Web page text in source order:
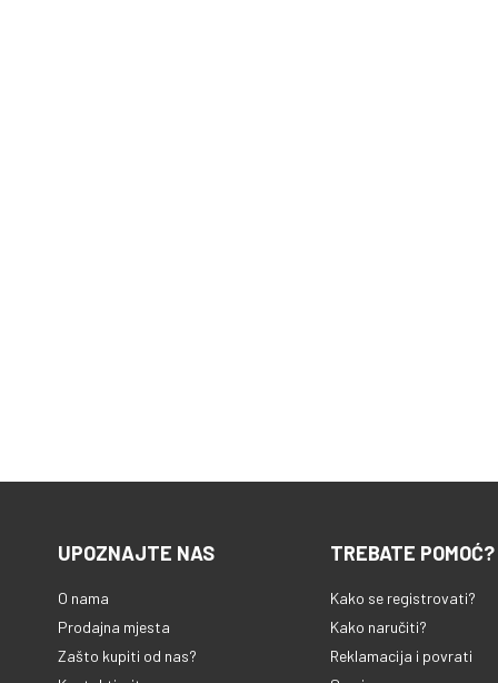
UPOZNAJTE NAS
O nama
Prodajna mjesta
Zašto kupiti od nas?
TREBATE POMOĆ?
Kako se registrovati?
Kako naručiti?
Reklamacija i povrati